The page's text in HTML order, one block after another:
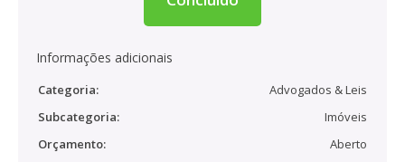
Informações adicionais
Categoria:
Advogados & Leis
Subcategoria:
Imóveis
Orçamento:
Aberto